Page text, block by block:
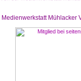
Medienwerkstatt Mühlacker